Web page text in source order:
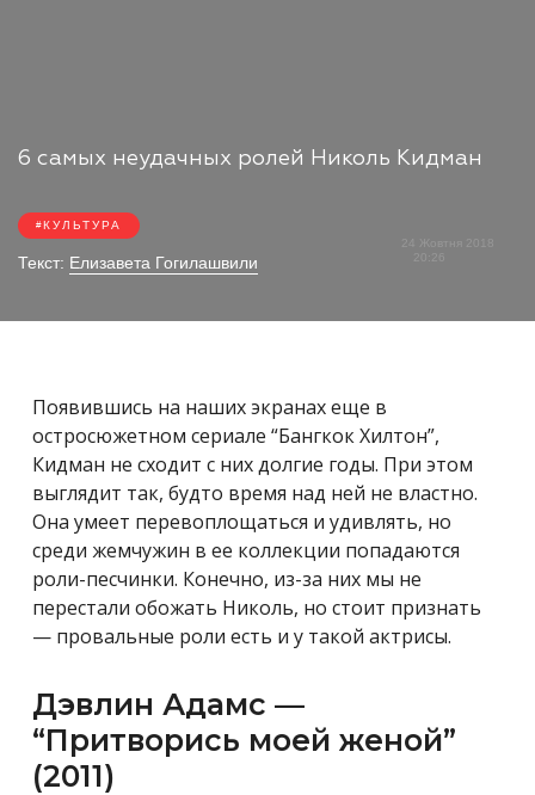
6 самых неудачных ролей Николь Кидман
КУЛЬТУРА
Текст: Елизавета Гогилашвили
24 Жовтня 2018
Появившись на наших экранах еще в
остросюжетном сериале “Бангкок Хилтон”,
Кидман не сходит с них долгие годы. При этом
выглядит так, будто время над ней не властно.
Она умеет перевоплощаться и удивлять, но
среди жемчужин в ее коллекции попадаются
роли-песчинки. Конечно, из-за них мы не
перестали обожать Николь, но стоит признать
— провальные роли есть и у такой актрисы.
Дэвлин Адамс —
“Притворись моей женой”
(2011)